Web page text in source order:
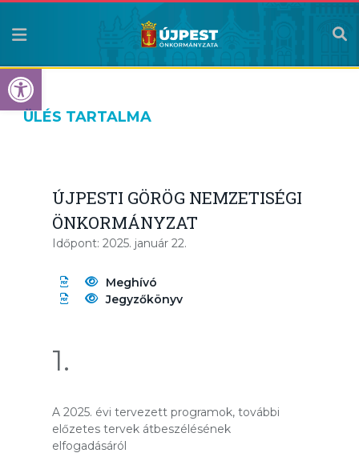
Eszköztár megnyitása
ÜLÉS TARTALMA
ÚJPESTI GÖRÖG NEMZETISÉGI
ÖNKORMÁNYZAT
Időpont: 2025. január 22.
Meghívó
Jegyzőkönyv
1.
A 2025. évi tervezett programok, további
előzetes tervek átbeszélésének
elfogadásáról